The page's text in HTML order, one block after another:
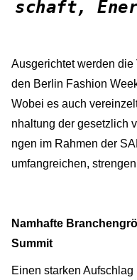
schaft,
Ausgerichtet werden
den Berlin Fashion
Wobei es auch
nhaltung der gesetzlich
ngen im Rahmen der
umfangreichen,
Namhafte
Summit
Einen starken